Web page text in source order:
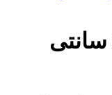
نوار چسب کاغذی 2.5 سانتی